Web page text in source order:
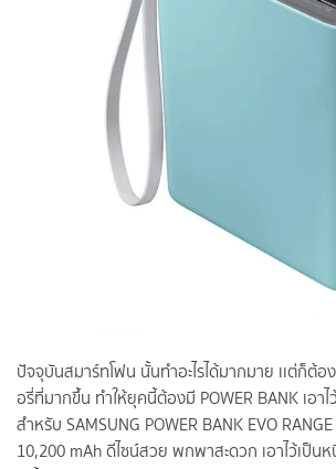
ปัจจุบันสมาร์ทโฟน นั้นทำอะไรได้มากมาย เเต่ก็ต้อง
อรี่ที่มากขึ้น ทำให้ยุคนี้ต้องมี POWER BANK เอา
สำหรับ SAMSUNG POWER BANK EVO
10,200 mAh ดีไซน์สวย พกพาสะดวก เอาไว้เป็น